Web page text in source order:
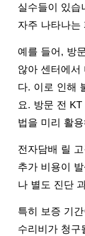
실수들이 있습
자주 나타나는
예를 들어, 방
않아 센터에서
다. 이로 인해
요. 방문 전
법을 미리 활
전자담배 릴
추가 비용이
나 별도 진단
특히 보증 기
수리비가 청구